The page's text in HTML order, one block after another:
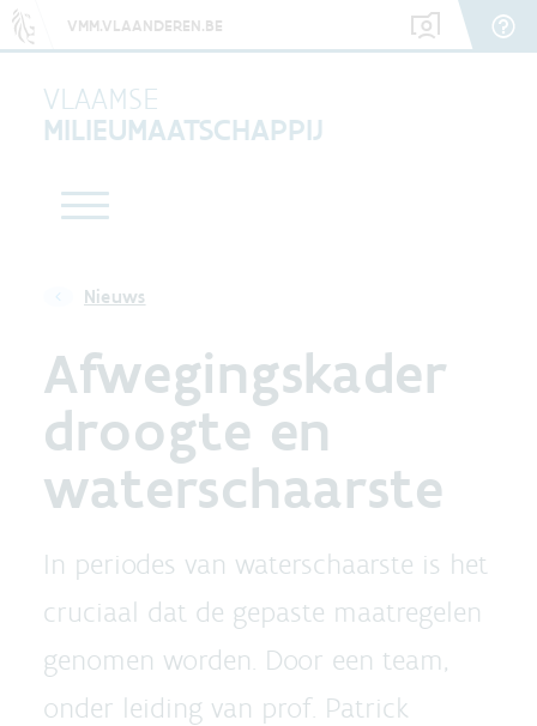
VMM.VLAANDEREN.BE
VLAAMSE
MILIEUMAATSCHAPPIJ
Nieuws
Afwegingskader
droogte en
waterschaarste
In periodes van waterschaarste is het
cruciaal dat de gepaste maatregelen
genomen worden. Door een team,
onder leiding van prof. Patrick